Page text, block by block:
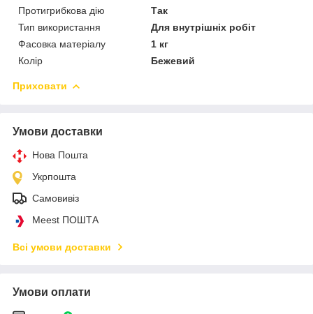
Протигрибкова дію
Так
Тип використання
Для внутрішніх робіт
Фасовка матеріалу
1 кг
Колір
Бежевий
Приховати
Умови доставки
Нова Пошта
Укрпошта
Самовивіз
Meest ПОШТА
Всі умови доставки
Умови оплати